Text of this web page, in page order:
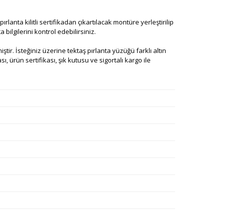
kilitli sertifikadan çıkartılacak montüre yerleştirilip
bilgilerini kontrol edebilirsiniz.
İsteğiniz üzerine tektaş pırlanta yüzüğü farklı altın
ürün sertifikası, şık kutusu ve sigortalı kargo ile